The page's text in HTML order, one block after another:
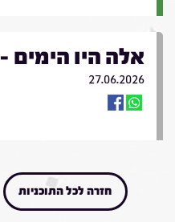
אלה היו הימים - 27.06.26
27.06.2026
חזרה לכל התוכניות